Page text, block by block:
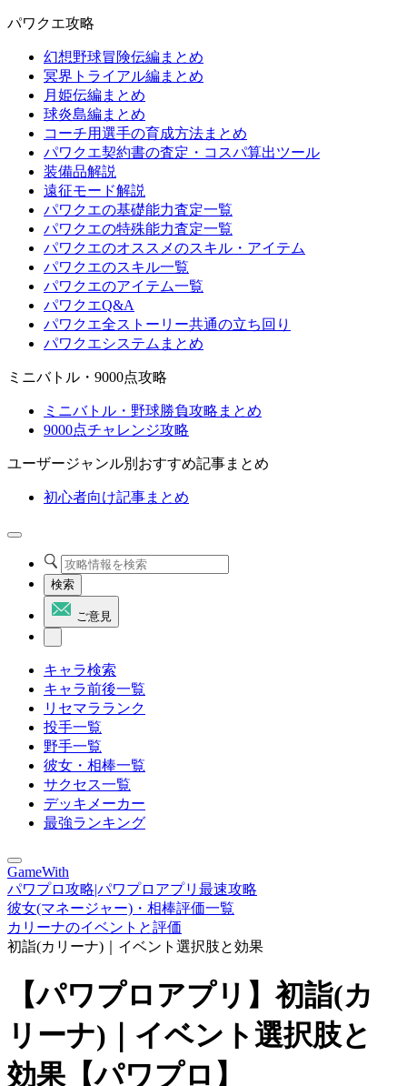
パワクエ攻略
幻想野球冒険伝編まとめ
冥界トライアル編まとめ
月姫伝編まとめ
球炎島編まとめ
コーチ用選手の育成方法まとめ
パワクエ契約書の査定・コスパ算出ツール
装備品解説
遠征モード解説
パワクエの基礎能力査定一覧
パワクエの特殊能力査定一覧
パワクエのオススメのスキル・アイテム
パワクエのスキル一覧
パワクエのアイテム一覧
パワクエQ&A
パワクエ全ストーリー共通の立ち回り
パワクエシステムまとめ
ミニバトル・9000点攻略
ミニバトル・野球勝負攻略まとめ
9000点チャレンジ攻略
ユーザージャンル別おすすめ記事まとめ
初心者向け記事まとめ
検索
ご意見
キャラ検索
キャラ前後一覧
リセマラランク
投手一覧
野手一覧
彼女・相棒一覧
サクセス一覧
デッキメーカー
最強ランキング
GameWith
パワプロ攻略|パワプロアプリ最速攻略
彼女(マネージャー)・相棒評価一覧
カリーナのイベントと評価
初詣(カリーナ)｜イベント選択肢と効果
【パワプロアプリ】初詣(カ
リーナ)｜イベント選択肢と
効果【パワプロ】